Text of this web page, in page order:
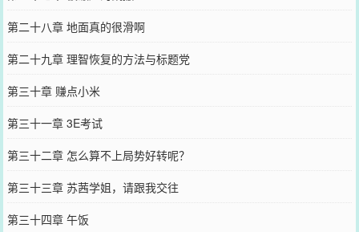
第二十八章 地面真的很滑啊
第二十九章 理智恢复的方法与标题党
第三十章 赚点小米
第三十一章 3E考试
第三十二章 怎么算不上局势好转呢？
第三十三章 苏茜学姐，请跟我交往
第三十四章 午饭